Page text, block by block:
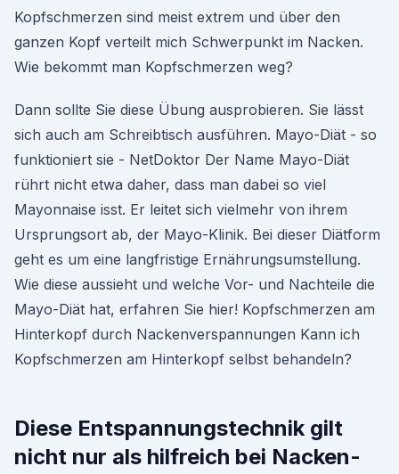
Kopfschmerzen sind meist extrem und über den
ganzen Kopf verteilt mich Schwerpunkt im Nacken.
Wie bekommt man Kopfschmerzen weg?
Dann sollte Sie diese Übung ausprobieren. Sie lässt
sich auch am Schreibtisch ausführen. Mayo-Diät - so
funktioniert sie - NetDoktor Der Name Mayo-Diät
rührt nicht etwa daher, dass man dabei so viel
Mayonnaise isst. Er leitet sich vielmehr von ihrem
Ursprungsort ab, der Mayo-Klinik. Bei dieser Diätform
geht es um eine langfristige Ernährungsumstellung.
Wie diese aussieht und welche Vor- und Nachteile die
Mayo-Diät hat, erfahren Sie hier! Kopfschmerzen am
Hinterkopf durch Nackenverspannungen Kann ich
Kopfschmerzen am Hinterkopf selbst behandeln?
Diese Entspannungstechnik gilt
nicht nur als hilfreich bei Nacken-